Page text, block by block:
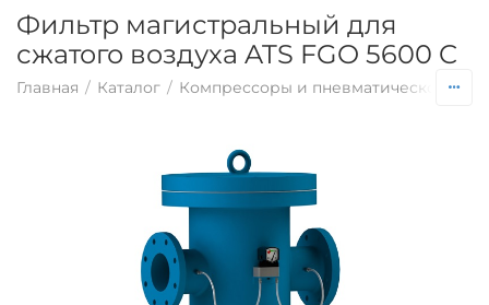
Фильтр магистральный для
сжатого воздуха ATS FGO 5600 C
Главная / Каталог / Компрессоры и пневматическое